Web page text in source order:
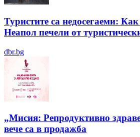
Туристите са недосегаеми:
Неапол печели от
dbr.bg
„Мисия: Репродуктивно
вече са в продажба